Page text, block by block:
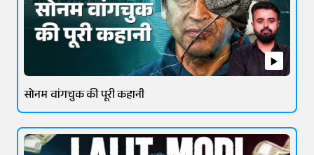
सोनम वांगचुक की पूरी कहानी